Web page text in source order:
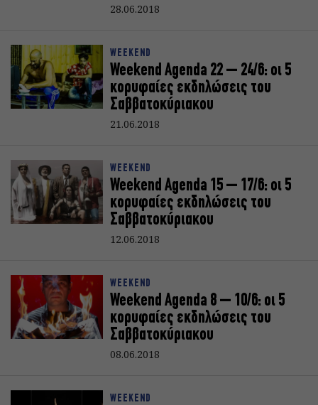
28.06.2018
WEEKEND
Weekend Agenda 22 – 24/6: oι 5
κορυφαίες εκδηλώσεις του
Σαββατοκύριακoυ
21.06.2018
WEEKEND
Weekend Agenda 15 – 17/6: oι 5
κορυφαίες εκδηλώσεις του
Σαββατοκύριακoυ
12.06.2018
WEEKEND
Weekend Agenda 8 – 10/6: oι 5
κορυφαίες εκδηλώσεις του
Σαββατοκύριακoυ
08.06.2018
WEEKEND